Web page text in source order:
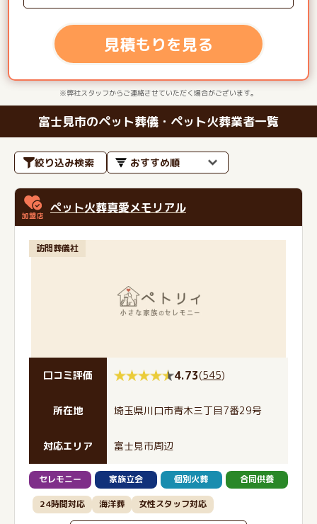
見積もりを見る
※弊社スタッフからご連絡させていただく場合がございます。
富士見市のペット葬儀・ペット火葬業者一覧
絞り込み検索
ペット火葬真愛メモリアル
訪問葬儀社
口コミ評価 4.73(545)
所在地 埼玉県川口市青木三丁目7番29号
対応エリア 富士見市周辺
セレモニー 家族立会 個別火葬 合同供養
24時間対応 海洋葬 女性スタッフ対応